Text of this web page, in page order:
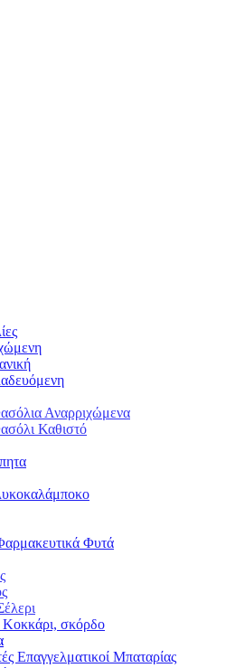
Αναρριχώμενα
Καθιστό
Φυτά
σκόρδο
Επαγγελματικοί Μπαταρίας